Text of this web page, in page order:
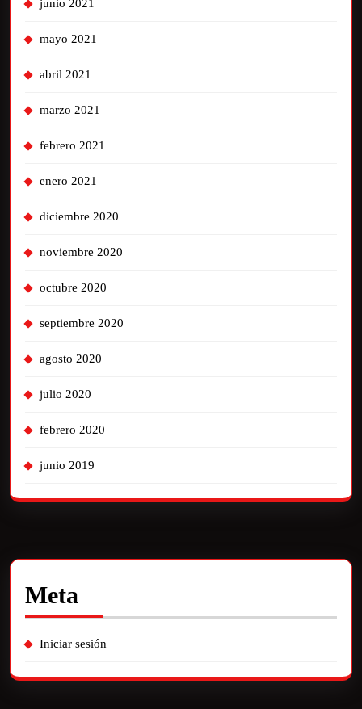
junio 2021
mayo 2021
abril 2021
marzo 2021
febrero 2021
enero 2021
diciembre 2020
noviembre 2020
octubre 2020
septiembre 2020
agosto 2020
julio 2020
febrero 2020
junio 2019
Meta
Iniciar sesión